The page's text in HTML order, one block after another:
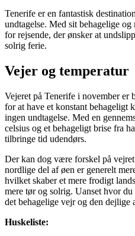
Tenerife er en fantastisk
undtagelse. Med sit behagelige
for rejsende, der ønsker at
solrig ferie.
Vejer og temperatur
Vejeret på Tenerife i november
for at have et konstant behageligt
ingen undtagelse. Med en
celsius og et behageligt brise fra
tilbringe tid udendørs.
Der kan dog være forskel på
nordlige del af øen er generelt
hvilket skaber et mere frodigt
mere tør og solrig. Uanset hvor
det behagelige vejr og den dejlige
Huskeliste: